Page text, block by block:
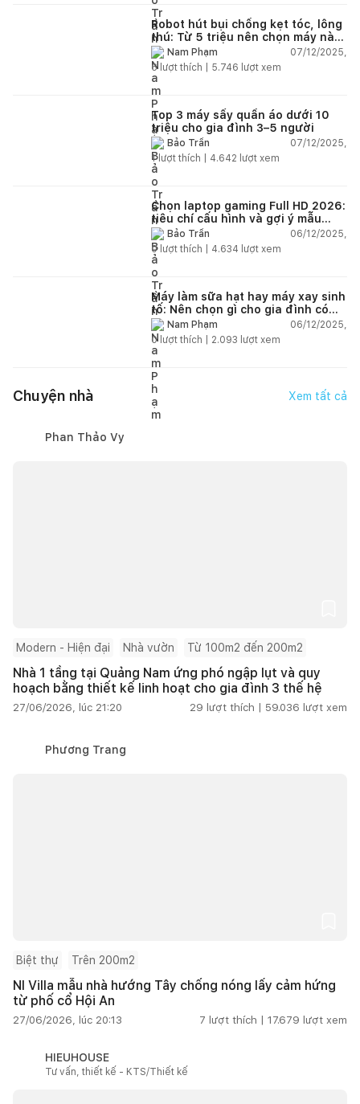
Robot hút bụi chống kẹt tóc, lông
thú: Từ 5 triệu nên chọn máy nào
năm 2025–2026?
Nam Phạm
07/12/2025,
6lượt thích | 5.746 lượt xem
Top 3 máy sấy quần áo dưới 10
triệu cho gia đình 3–5 người
Bảo Trần
07/12/2025,
1lượt thích | 4.642 lượt xem
Chọn laptop gaming Full HD 2026:
tiêu chí cấu hình và gợi ý mẫu
đáng mua
Bảo Trần
06/12/2025,
0lượt thích | 4.634 lượt xem
Máy làm sữa hạt hay máy xay sinh
tố: Nên chọn gì cho gia đình có
trẻ nhỏ (2–4 người)?
Nam Phạm
06/12/2025,
0lượt thích | 2.093 lượt xem
Chuyện nhà Xem tất cả
Phan Thảo Vy
Modern - Hiện đại Nhà vườn Từ 100m2 đến 200m2
Nhà 1 tầng tại Quảng Nam ứng phó ngập lụt và quy
hoạch bằng thiết kế linh hoạt cho gia đình 3 thế hệ
27/06/2026, lúc 21:20 29 lượt thích | 59.036 lượt xem
Phương Trang
Biệt thự Trên 200m2
NI Villa mẫu nhà hướng Tây chống nóng lấy cảm hứng
từ phố cổ Hội An
27/06/2026, lúc 20:13 7 lượt thích | 17.679 lượt xem
HIEUHOUSE
Tư vấn, thiết kế - KTS/Thiết kế